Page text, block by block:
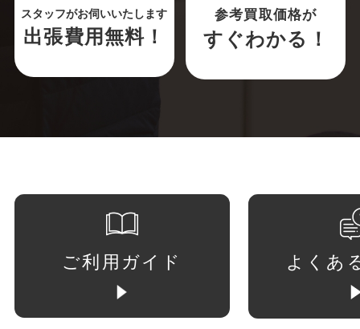
スタッフがお伺いいたします
出張費用無料！
参考買取価格が
すぐわかる！
ご利用ガイド よくあ